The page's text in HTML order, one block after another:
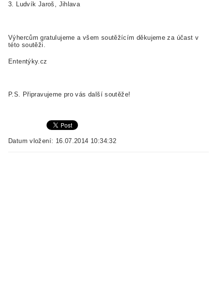
3. Ludvík Jaroš, Jihlava
Výhercům gratulujeme a všem soutěžícím děkujeme za účast v
této soutěži.
Ententýky.cz
P.S. Připravujeme pro vás další soutěže!
Datum vložení: 16.07.2014 10:34:32